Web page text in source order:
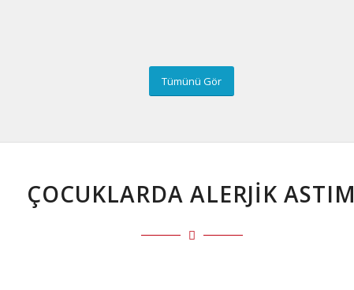
Tümünü Gör
ÇOCUKLARDA ALERJIK ASTIM